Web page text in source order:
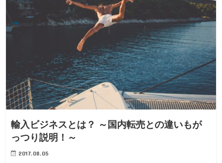
輸入ビジネスとは？ ～国内転売との違いもが
っつり説明！～
2017.08.05